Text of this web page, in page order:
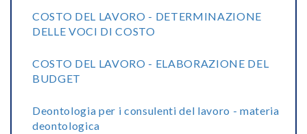
COSTO DEL LAVORO - DETERMINAZIONE
DELLE VOCI DI COSTO
COSTO DEL LAVORO - ELABORAZIONE DEL
BUDGET
Deontologia per i consulenti del lavoro - materia
deontologica